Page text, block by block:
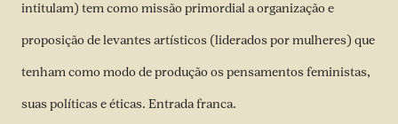
intitulam) tem como missão primordial a organização e
proposição de levantes artísticos (liderados por mulheres) que
tenham como modo de produção os pensamentos feministas,
suas políticas e éticas. Entrada franca.